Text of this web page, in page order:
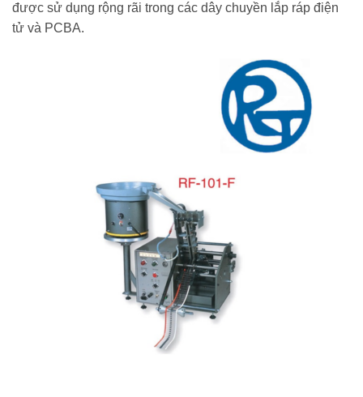
được sử dụng rộng rãi trong các dây chuyền lắp ráp điện
tử và PCBA.